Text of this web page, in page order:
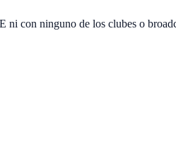
con ninguno de los clubes o